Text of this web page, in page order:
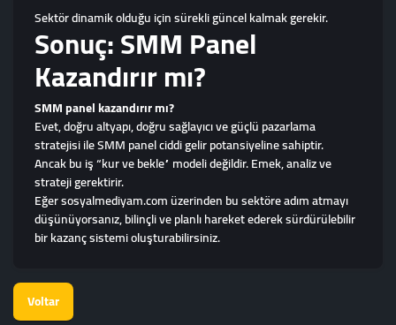
Sektör dinamik olduğu için sürekli güncel kalmak gerekir.
Sonuç: SMM Panel
Kazandırır mı?
SMM panel kazandırır mı?
Evet, doğru altyapı, doğru sağlayıcı ve güçlü pazarlama
stratejisi ile SMM panel ciddi gelir potansiyeline sahiptir.
Ancak bu iş “kur ve bekle” modeli değildir. Emek, analiz ve
strateji gerektirir.
Eğer sosyalmediyam.com üzerinden bu sektöre adım atmayı
düşünüyorsanız, bilinçli ve planlı hareket ederek sürdürülebilir
bir kazanç sistemi oluşturabilirsiniz.
Voltar